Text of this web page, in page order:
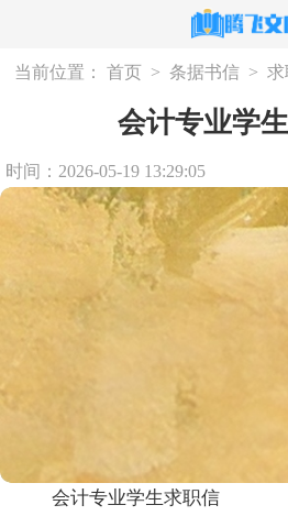
当前位置： 首页 > 条据书信 >
会计专业学
时间：2026-05-19 13:29:05
会计专业学生求职信